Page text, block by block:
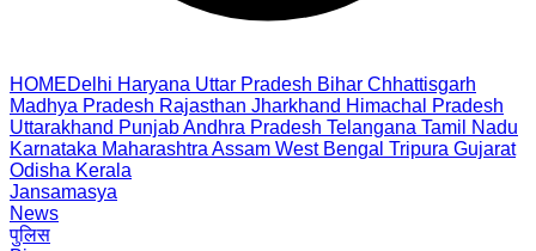
HOMEDelhi Haryana Uttar Pradesh Bihar Chhattisgarh
Madhya Pradesh Rajasthan Jharkhand Himachal Pradesh
Uttarakhand PunjabAndhra Pradesh Telangana Tamil Nadu
Karnataka Maharashtra Assam West Bengal Tripura Gujarat
Odisha Kerala
Jansamasya
News
पुलिस